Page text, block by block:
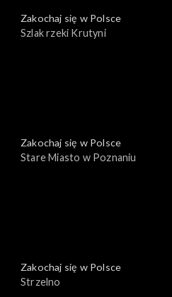
Zakochaj się w Polsce
Szlak rzeki Krutyni
Zakochaj się w Polsce
Stare Miasto w Poznaniu
Zakochaj się w Polsce
Strzelno